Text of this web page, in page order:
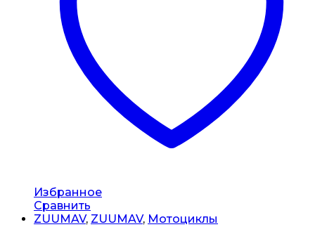
Избранное
Сравнить
ZUUMAV, ZUUMAV, Мотоциклы